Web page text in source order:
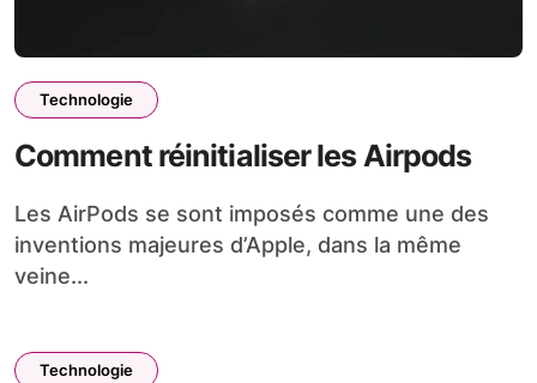
Technologie
Comment réinitialiser les Airpods
Les AirPods se sont imposés comme une des
inventions majeures d’Apple, dans la même
veine...
Technologie